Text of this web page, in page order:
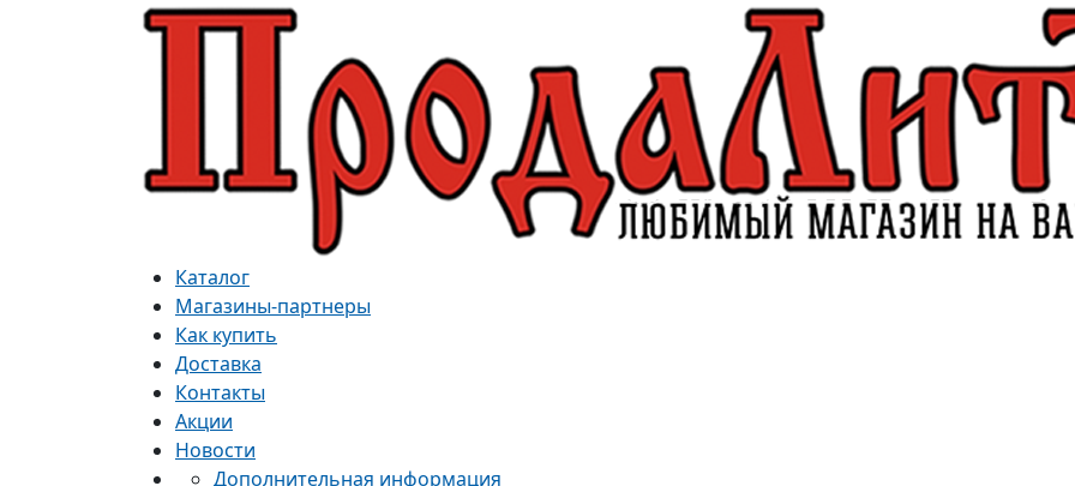
Каталог
Магазины-партнеры
Как купить
Доставка
Контакты
Акции
Новости
Дополнительная информация